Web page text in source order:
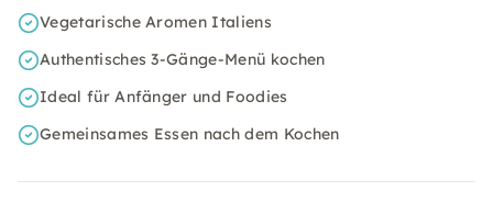
Vegetarische Aromen Italiens
Authentisches 3-Gänge-Menü kochen
Ideal für Anfänger und Foodies
Gemeinsames Essen nach dem Kochen